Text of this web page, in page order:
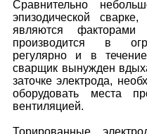
Сравнительно
эпизодической
являются
производится в
регулярно и в
сварщик вынужден
заточке электрода,
оборудовать места
вентиляцией.
Торированные